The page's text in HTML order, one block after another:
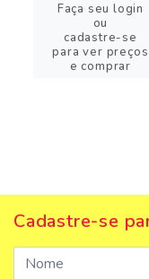
Faça seu login
ou
cadastre-se
para ver preços
e comprar
Cadastre-se